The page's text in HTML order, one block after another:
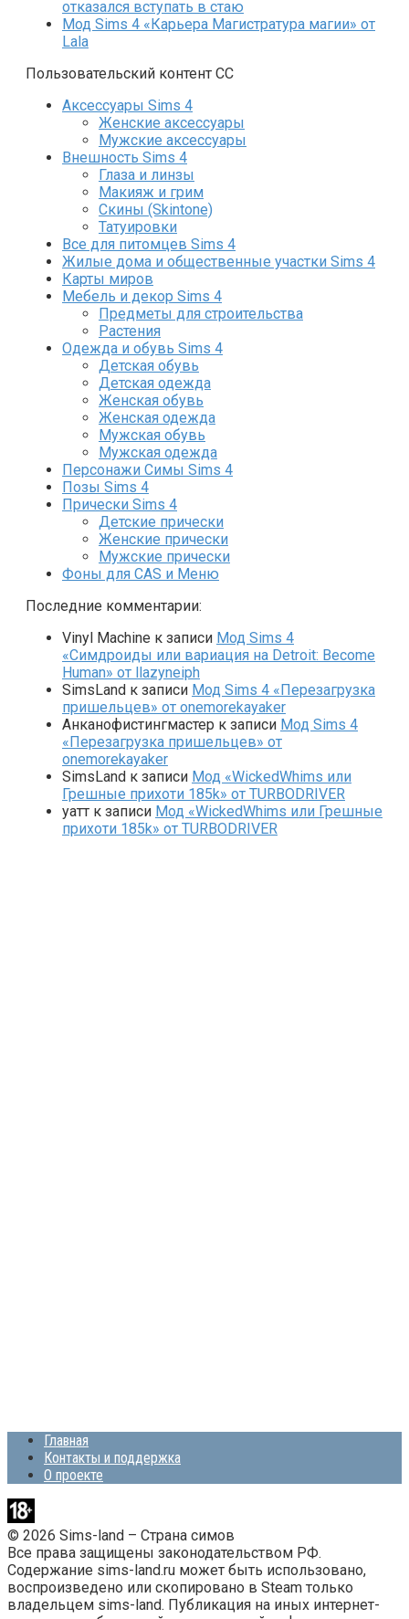
отказался вступать в стаю
Мод Sims 4 «Карьера Магистратура магии» от
Lala
Пользовательский контент СС
Аксессуары Sims 4
Женские аксессуары
Мужские аксессуары
Внешность Sims 4
Глаза и линзы
Макияж и грим
Скины (Skintone)
Татуировки
Все для питомцев Sims 4
Жилые дома и общественные участки Sims 4
Карты миров
Мебель и декор Sims 4
Предметы для строительства
Растения
Одежда и обувь Sims 4
Детская обувь
Детская одежда
Женская обувь
Женская одежда
Мужская обувь
Мужская одежда
Персонажи Симы Sims 4
Позы Sims 4
Прически Sims 4
Детские прически
Женские прически
Мужские прически
Фоны для CAS и Меню
Последние комментарии:
Vinyl Machine к записи Мод Sims 4
«Симдроиды или вариация на Detroit: Become
Human» от llazyneiph
SimsLand к записи Мод Sims 4 «Перезагрузка
пришельцев» от onemorekayaker
Анканофистингмастер к записи Мод Sims 4
«Перезагрузка пришельцев» от
onemorekayaker
SimsLand к записи Мод «WickedWhims или
Грешные прихоти 185k» от TURBODRIVER
yaтт к записи Мод «WickedWhims или Грешные
прихоти 185k» от TURBODRIVER
Главная
Контакты и поддержка
О проекте
© 2026 Sims-land – Страна симов
Все права защищены законодательством РФ.
Содержание sims-land.ru может быть использовано,
воспроизведено или скопировано в Steam только
владельцем sims-land. Публикация на иных интернет-